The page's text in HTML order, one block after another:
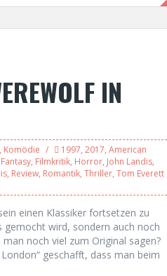
IN
, Komödie 1997, 2017, American
Fantasy, Filmkritik, Horror, John Landis,
, Review, Romantik, Thriller, Tom Everett
einen Klassiker fortsetzen zu
gemocht wird, sondern auch noch
noch viel zum Original sagen?
geschafft, dass man beim